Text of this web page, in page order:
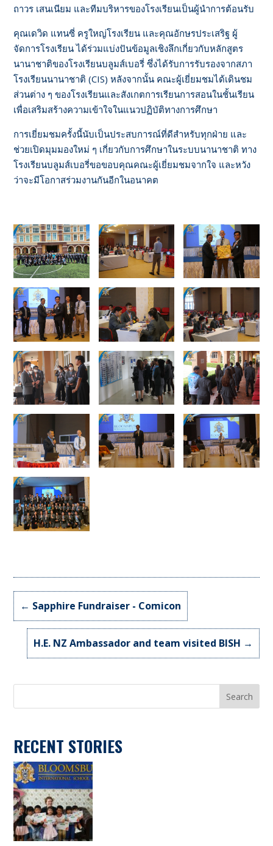
ถาวร เสนเนียม และทีมบริหารของโรงเรียนเป็นผู้นำการต้อนรับ
คุณเดวิด แทนซี่ ครูใหญ่โรงเรียน และคุณอักษรประเสริฐ ผู้
จัดการโรงเรียน ได้ร่วมแบ่งปันข้อมูลเชิงลึกเกี่ยวกับหลักสูตร
นานาชาติของโรงเรียนบลูมส์เบอรี่ ซึ่งได้รับการรับรองจากสภา
โรงเรียนนานาชาติ (CIS) หลังจากนั้น คณะผู้เยี่ยมชมได้เดินชม
ส่วนต่าง ๆ ของโรงเรียนและสังเกตการเรียนการสอนในชั้นเรียน
เพื่อเสริมสร้างความเข้าใจในแนวปฏิบัติทางการศึกษา
การเยี่ยมชมครั้งนี้นับเป็นประสบการณ์ที่ดีสำหรับทุกฝ่าย และ
ช่วยเปิดมุมมองใหม่ ๆ เกี่ยวกับการศึกษาในระบบนานาชาติ ทาง
โรงเรียนบลูมส์เบอรี่ขอขอบคุณคณะผู้เยี่ยมชมจากใจ และหวัง
ว่าจะมีโอกาสร่วมงานกันอีกในอนาคต
← Sapphire Fundraiser - Comicon
H.E. NZ Ambassador and team visited BISH →
Search
RECENT STORIES